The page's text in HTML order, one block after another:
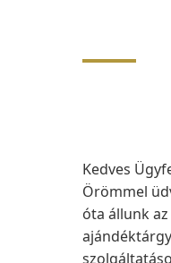
Kedves
Örömmel
óta állunk